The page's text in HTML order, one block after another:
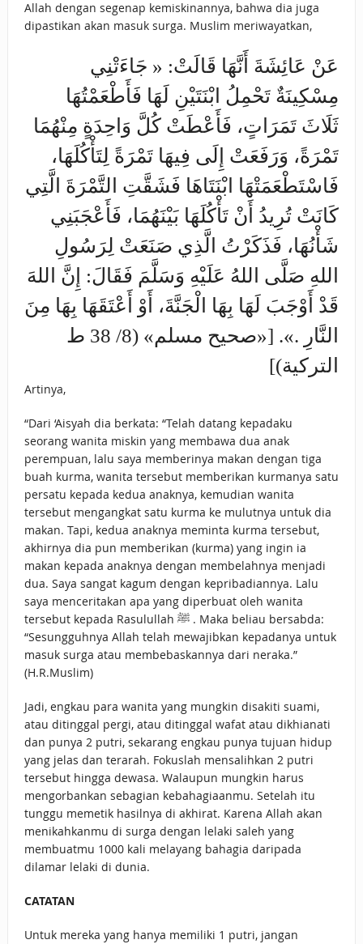
Allah dengan segenap kemiskinannya, bahwa dia juga
dipastikan akan masuk surga. Muslim meriwayatkan,
عَنْ ‌عَائِشَةَ أَنَّهَا قَالَتْ: « جَاءَتْنِي
مِسْكِينَةٌ تَحْمِلُ ابْنَتَيْنِ لَهَا فَأَطْعَمْتُهَا
ثَلَاثَ تَمَرَاتٍ، فَأَعْطَتْ كُلَّ وَاحِدَةٍ مِنْهُمَا
تَمْرَةً، وَرَفَعَتْ إِلَى فِيهَا تَمْرَةً لِتَأْكُلَهَا،
فَاسْتَطْعَمَتْهَا ابْنَتَاهَا فَشَقَّتِ التَّمْرَةَ الَّتِي
كَانَتْ تُرِيدُ أَنْ تَأْكُلَهَا بَيْنَهُمَا، فَأَعْجَبَنِي
شَأْنُهَا، فَذَكَرْتُ الَّذِي صَنَعَتْ لِرَسُولِ
اللهِ صَلَّى اللهُ عَلَيْهِ وَسَلَّمَ فَقَالَ: إِنَّ اللهَ
قَدْ ‌أَوْجَبَ ‌لَهَا ‌بِهَا ‌الْجَنَّةَ، أَوْ أَعْتَقَهَا بِهَا مِنَ
النَّارِ .». [«صحيح مسلم» (8/ 38 ط
التركية)]
Artinya,
“Dari ‘Aisyah dia berkata: “Telah datang kepadaku
seorang wanita miskin yang membawa dua anak
perempuan, lalu saya memberinya makan dengan tiga
buah kurma, wanita tersebut memberikan kurmanya satu
persatu kepada kedua anaknya, kemudian wanita
tersebut mengangkat satu kurma ke mulutnya untuk dia
makan. Tapi, kedua anaknya meminta kurma tersebut,
akhirnya dia pun memberikan (kurma) yang ingin ia
makan kepada anaknya dengan membelahnya menjadi
dua. Saya sangat kagum dengan kepribadiannya. Lalu
saya menceritakan apa yang diperbuat oleh wanita
tersebut kepada Rasulullah ﷺ . Maka beliau bersabda:
“Sesungguhnya Allah telah mewajibkan kepadanya untuk
masuk surga atau membebaskannya dari neraka.”
(H.R.Muslim)
Jadi, engkau para wanita yang mungkin disakiti suami,
atau ditinggal pergi, atau ditinggal wafat atau dikhianati
dan punya 2 putri, sekarang engkau punya tujuan hidup
yang jelas dan terarah. Fokuslah mensalihkan 2 putri
tersebut hingga dewasa. Walaupun mungkin harus
mengorbankan sebagian kebahagiaanmu. Setelah itu
tunggu memetik hasilnya di akhirat. Karena Allah akan
menikahkanmu di surga dengan lelaki saleh yang
membuatmu 1000 kali melayang bahagia daripada
dilamar lelaki di dunia.
CATATAN
Untuk mereka yang hanya memiliki 1 putri, jangan